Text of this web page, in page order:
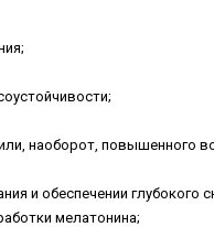
наоборот, повышенного
и обеспечении глубокого
мелатонина;